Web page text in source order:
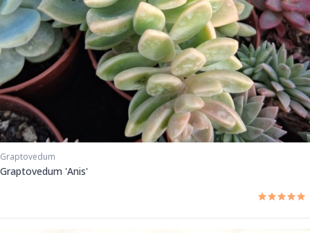
Graptovedum
Graptovedum 'Anis'